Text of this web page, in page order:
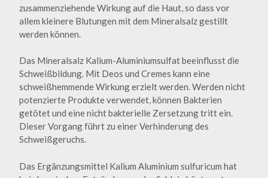
zusammenziehende Wirkung auf die Haut, so dass vor
allem kleinere Blutungen mit dem Mineralsalz gestillt
werden können.
Das Mineralsalz Kalium-Aluminiumsulfat beeinflusst die
Schweißbildung. Mit Deos und Cremes kann eine
schweißhemmende Wirkung erzielt werden. Werden nicht
potenzierte Produkte verwendet, können Bakterien
getötet und eine nicht bakterielle Zersetzung tritt ein.
Dieser Vorgang führt zu einer Verhinderung des
Schweißgeruchs.
Das Ergänzungsmittel Kalium Aluminium sulfuricum hat